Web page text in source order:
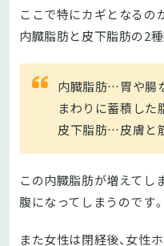
ここで特にカギとなるの
内臓脂肪と皮下脂肪の2
内臓脂肪…胃や腸
まわりに蓄積した
皮下脂肪…皮膚と
この内臓脂肪が増えてし
腹になってしまうのです。
また女性は閉経後、女性